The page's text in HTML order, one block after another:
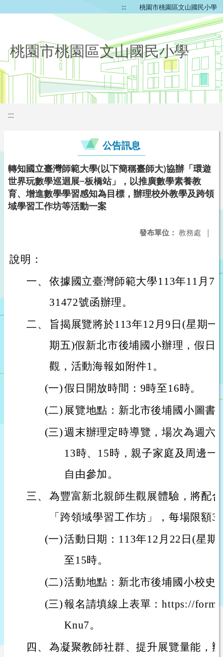
::: 桃園市桃園區文山國民小學
桃園市桃園區文山國民小學
:::
公告訊息
轉知國立臺灣師範大學(以下簡稱臺師大)協辦「環遊
世界玩數學巡迴展−板橋站」，以推廣數學素養教
育、增進數學學習感知為目標，辦理校外教學及跨領
域學習工作坊等活動一案
發布單位： 教務處 |
說明：
一、 依據國立臺灣師範大學113年11月7
31472號函辦理。
二、
旨揭展覽將於113年12月9日(星期
期五)假新北市後埔國小辦理，假日
觀，活動海報如附件1。
(一)假日開放時間：9時至16時。
(二) 展覽地點：新北市後埔國小圖書
(三)週末辦理定時導覽，場次為週六
13時、15時，親子家庭及周邊
自由參加。
三、 為豐富新北親師生觀展體驗，將配
「跨領域學習工作坊」，每場限額
(一)活動日期：113年12月22日(星期
至15時。
(二)活動地點：新北市後埔國小校史
(三)報名請填線上表單：https://
Knu7。
四、 為凝聚教師社群、提升展覽量能，